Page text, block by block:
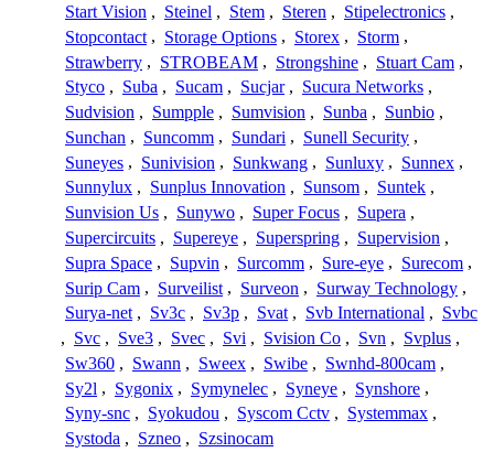
Start Vision , Steinel , Stem , Steren , Stipelectronics ,
Stopcontact , Storage Options , Storex , Storm ,
Strawberry , STROBEAM , Strongshine , Stuart Cam ,
Styco , Suba , Sucam , Sucjar , Sucura Networks ,
Sudvision , Sumpple , Sumvision , Sunba , Sunbio ,
Sunchan , Suncomm , Sundari , Sunell Security ,
Suneyes , Sunivision , Sunkwang , Sunluxy , Sunnex ,
Sunnylux , Sunplus Innovation , Sunsom , Suntek ,
Sunvision Us , Sunywo , Super Focus , Supera ,
Supercircuits , Supereye , Superspring , Supervision ,
Supra Space , Supvin , Surcomm , Sure-eye , Surecom ,
Surip Cam , Surveilist , Surveon , Surway Technology ,
Surya-net , Sv3c , Sv3p , Svat , Svb International , Svbc
, Svc , Sve3 , Svec , Svi , Svision Co , Svn , Svplus ,
Sw360 , Swann , Sweex , Swibe , Swnhd-800cam ,
Sy2l , Sygonix , Symynelec , Syneye , Synshore ,
Syny-snc , Syokudou , Syscom Cctv , Systemmax ,
Systoda , Szneo , Szsinocam